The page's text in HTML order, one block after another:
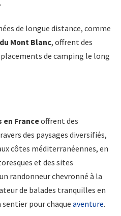
de longue distance, comme
Mont Blanc, offrent des
de camping le long
en Franceoffrent des
des paysages diversifiés,
côtes méditerranéennes, en
et des sites
randonneur chevronné à la
de balades tranquilles en
pour chaque aventure.